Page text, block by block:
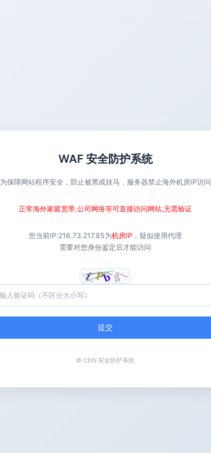
WAF 安全防护系统
为保障网站程序安全，防止被黑或挂马，服务器禁止海外机房IP访问
正常海外家庭宽带,公司网络等可直接访问网站,无需验证
您当前IP:216.73.217.85为机房IP ，疑似使用代理
需要对您身份鉴定后才能访问
提交
© CDN 安全防护系统